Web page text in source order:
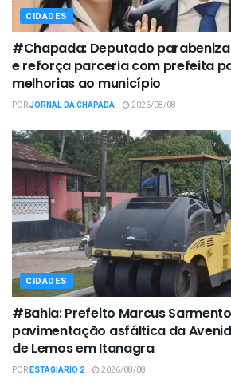
CIDADES
#Chapada: Deputado
e reforça parceria com prefeita
melhorias ao município
PORJORNAL DA CHAPADA 2026/08/08
CIDADES
#Bahia: Prefeito Marcus
pavimentação asfáltica da
de Lemos em Itanagra
PORESTAGIÁRIO 2 2026/08/08